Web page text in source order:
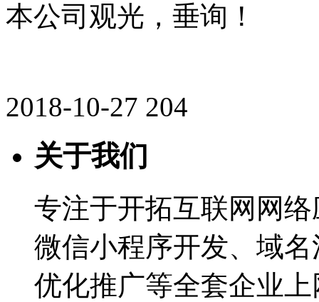
本公司观光，垂询！
2018-10-27 204
关于我们
专注于开拓互联网网
微信小程序开发、域
优化推广等全套企业